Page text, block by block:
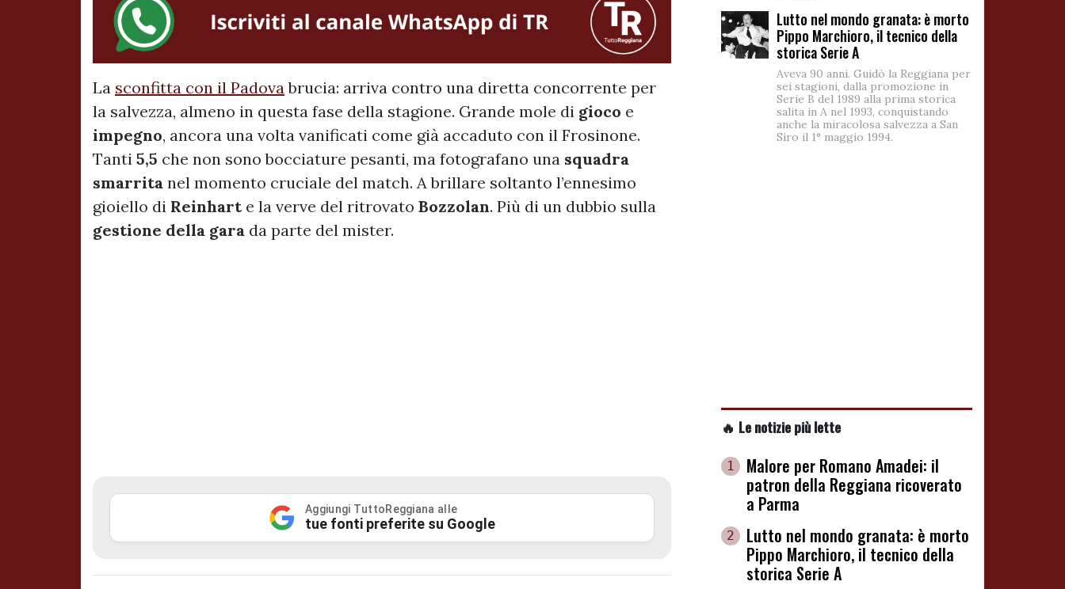
La sconfitta con il Padovabrucia: arriva contro una diretta concorrente per
la salvezza, almeno in questa fase della stagione. Grande mole di gioco e
impegno, ancora una volta vanificati come già accaduto con il Frosinone.
Tanti 5,5 che non sono bocciature pesanti, ma fotografano una squadra
smarrita nel momento cruciale del match. A brillare soltanto l’ennesimo
gioiello di Reinharte la verve del ritrovato Bozzolan. Più di un dubbio sulla
gestione della gara da parte del mister.
Aggiungi TuttoReggiana alle
tue fonti preferite su Google
Lutto nel mondo granata: è morto
Pippo Marchioro, il tecnico della
storica Serie A
Aveva 90 anni. Guidò la Reggiana per
sei stagioni, dalla promozione in
Serie B del 1989 alla prima storica
salita in A nel 1993, conquistando
anche la miracolosa salvezza a San
Siro il 1° maggio 1994.
🔥 Le notizie più lette
1
Malore per Romano Amadei: il
patron della Reggiana ricoverato
a Parma
2
Lutto nel mondo granata: è morto
Pippo Marchioro, il tecnico della
storica Serie A